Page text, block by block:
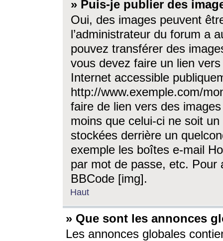
» Puis-je publier des
Oui, des images peuvent
l’administrateur du forum a
pouvez transférer des
vous devez faire un lien
Internet accessible
http://www.exemple.com/
faire de lien vers des
moins que celui-ci ne soit
stockées derrière un
exemple les boîtes e-mail
par mot de passe, etc. Pour
BBCode [img].
Haut
» Que sont les annonces
Les annonces globales